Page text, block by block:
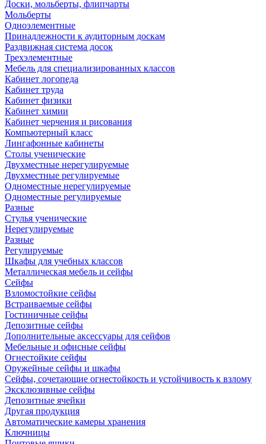
Доски, мольберты, флипчарты
Мольберты
Одноэлементные
Принадлежности к аудиторным доскам
Раздвижная система досок
Трехэлементные
Мебель для специализированных классов
Кабинет логопеда
Кабинет труда
Кабинет физики
Кабинет химии
Кабинет черчения и рисования
Компьютерный класс
Лингафонные кабинеты
Столы ученические
Двухместные нерегулируемые
Двухместные регулируемые
Одноместные нерегулируемые
Одноместные регулируемые
Разные
Стулья ученические
Нерегулируемые
Разные
Регулируемые
Шкафы для учебных классов
Металлическая мебель и сейфы
Сейфы
Взломостойкие сейфы
Встраиваемые сейфы
Гостиничные сейфы
Депозитные сейфы
Дополнительные аксессуары для сейфов
Мебельные и офисные сейфы
Огнестойкие сейфы
Оружейные сейфы и шкафы
Сейфы, сочетающие огнестойкость и устойчивость к взлому
Эксклюзивные сейфы
Депозитные ячейки
Другая продукция
Автоматические камеры хранения
Ключницы